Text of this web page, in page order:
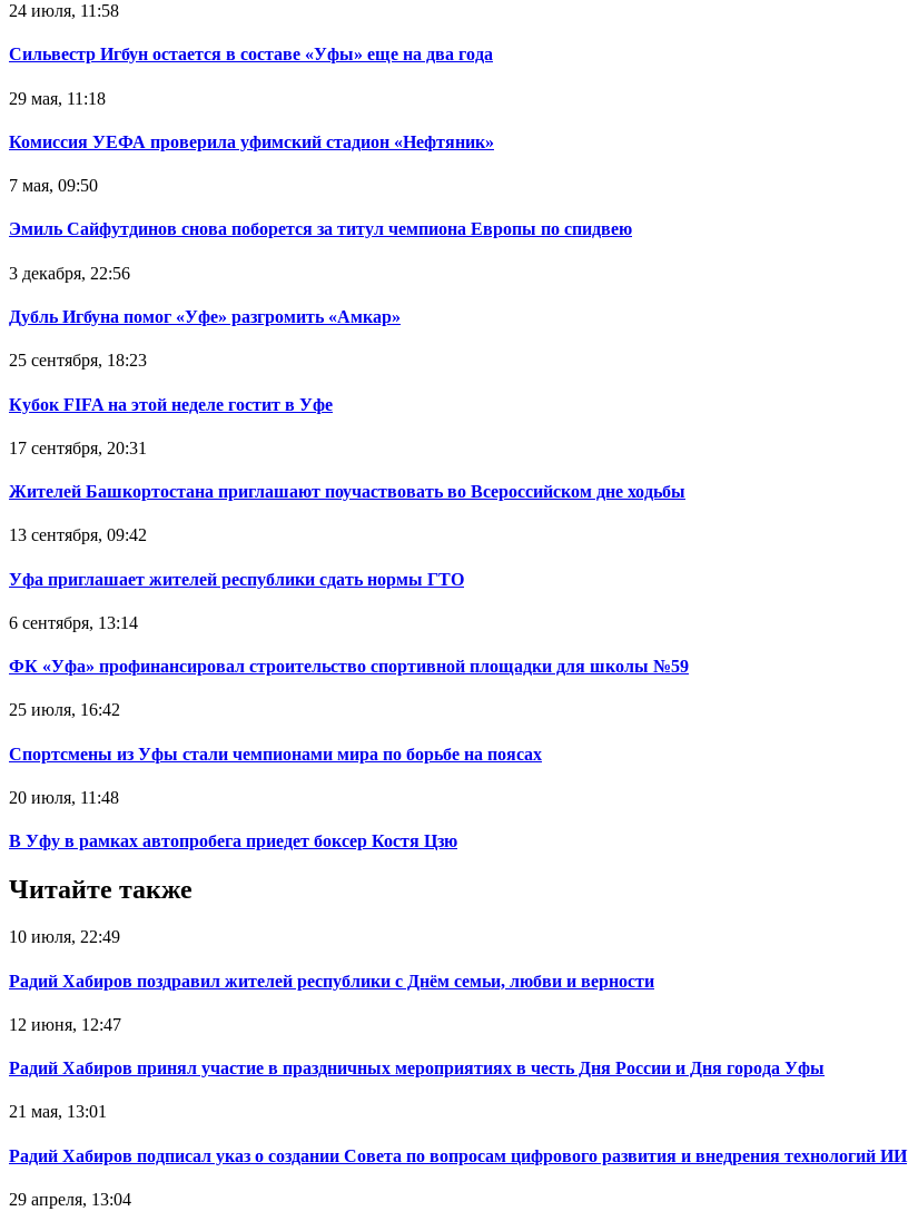
24 июля, 11:58
Сильвестр Игбун остается в составе «Уфы» еще на два года
29 мая, 11:18
Комиссия УЕФА проверила уфимский стадион «Нефтяник»
7 мая, 09:50
Эмиль Сайфутдинов снова поборется за титул чемпиона Европы по спидвею
3 декабря, 22:56
Дубль Игбуна помог «Уфе» разгромить «Амкар»
25 сентября, 18:23
Кубок FIFA на этой неделе гостит в Уфе
17 сентября, 20:31
Жителей Башкортостана приглашают поучаствовать во Всероссийском дне ходьбы
13 сентября, 09:42
Уфа приглашает жителей республики сдать нормы ГТО
6 сентября, 13:14
ФК «Уфа» профинансировал строительство спортивной площадки для школы №59
25 июля, 16:42
Спортсмены из Уфы стали чемпионами мира по борьбе на поясах‍
20 июля, 11:48
В Уфу в рамках автопробега приедет боксер Костя Цзю‍
Читайте также
10 июля, 22:49
Радий Хабиров поздравил жителей республики с Днём семьи, любви и верности
12 июня, 12:47
Радий Хабиров принял участие в праздничных мероприятиях в честь Дня России и Дня города Уфы
21 мая, 13:01
Радий Хабиров подписал указ о создании Совета по вопросам цифрового развития и внедрения технологий ИИ
29 апреля, 13:04